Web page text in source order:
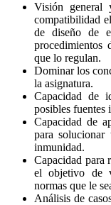
Visión general
compatibilidad
de diseño de
procedimientos
que lo regulan.
Dominar los
la asignatura.
Capacidad de
posibles fuentes
Capacidad de
para solucionar
inmunidad.
Capacidad para
el objetivo de
normas que le
Análisis de